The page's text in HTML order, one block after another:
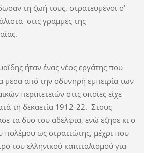
τη ζωή τους, στρατευμένοι σ’
στις γραμμές της
ήταν ένας νέος εργάτης που
μέσα από την οδυνηρή εμπειρία των
περιπετειών στις οποίες είχε
τη δεκαετία 1912-22. Στους
τα δυο του αδέλφια, ενώ έζησε κι ο
πολέμου ως στρατιώτης, μέχρι που
του ελληνικού καπιταλισμού για